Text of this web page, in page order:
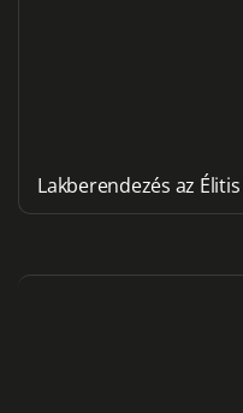
Lakberendezés az